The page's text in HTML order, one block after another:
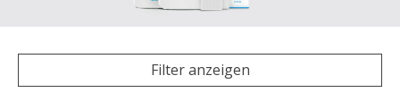
Filter anzeigen